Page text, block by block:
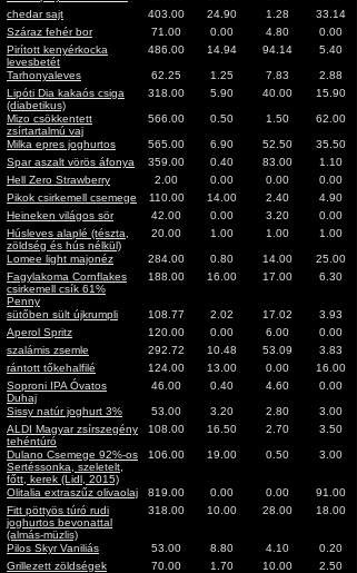
chedar sajt
403.00 24.90 1.28
33.14
Száraz fehér bor
71.00 0.00 4.80
0.00
Pirított kenyérkocka
levesbetét
486.00 14.94 94.14 5.40
Tarhonyaleves 62.25 1.25 7.83
2.88
Lipóti Dia kakaós csiga
(diabetikus)
318.00 5.90 40.00 15.90
Mizo csökkentett
zsírtartalmú vaj
566.00 0.50 1.50 62.00
Milka epres joghurtos 565.00 6.90 52.50
35.50
Spar aszalt vörös áfonya
359.00 0.40 83.00
1.10
Hell Zero Strawberry
2.00 0.00 0.00
0.00
Pikok csirkemell csemege
110.00 14.00 2.40
4.90
Heineken világos sör
42.00 0.00 3.20
0.00
Húsleves alaplé (tészta,
zöldség és hús nélkül)
20.00 1.00 1.00 1.00
Lomee light majonéz 284.00 0.80 14.00
25.00
Fagylakoma Cornflakes
csirkemell csík 61%
Penny
188.00 16.00 17.00 6.30
sütőben sült újkrumpli 108.77 2.02 17.02
3.93
Aperol Spritz
120.00 0.00 6.00
0.00
szalámis zsemle
292.72 10.48 53.09
3.83
rántott tőkehalfilé
124.00 13.00 0.00
16.00
Soproni IPA Óvatos
Duhaj
46.00 0.40 4.60 0.00
Sissy natúr joghurt 3% 53.00 3.20 2.80
3.00
ALDI Magyar zsírszegény
tehéntúró
108.00 16.50 2.70 3.50
Dulano Csemege 92%-os
Sertéssonka, szeletelt,
főtt, kerek (Lidl, 2015)
106.00 19.00 0.50 3.00
Olitalia extraszűz olivaolaj 819.00 0.00 0.00
91.00
Fitt pöttyös túró rudi
joghurtos bevonattal
(almás-müzlis)
318.00 10.00 28.00 18.00
Pilos Skyr Vaniliás 53.00 8.80 4.10
0.20
Grillezett zöldségek
70.00 1.70 10.00
2.50